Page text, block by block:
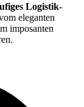
Logistik-
eleganten
imposanten